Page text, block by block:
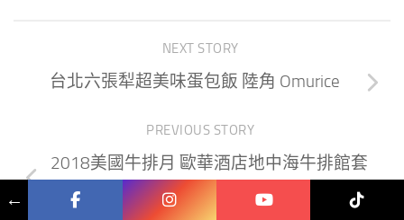
NEXT STORY
台北六張犁超美味蛋包飯 陸角 Omurice
PREVIOUS STORY
2018美國牛排月 歐華酒店地中海牛排館套
餐分享
←